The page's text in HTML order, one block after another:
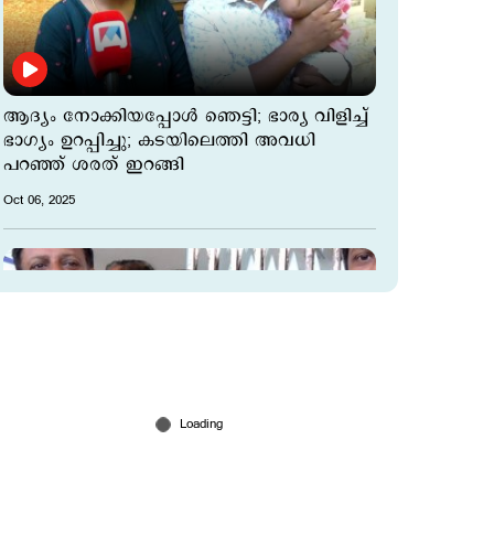
ആദ്യം നോക്കിയപ്പോള്‍ ഞെട്ടി; ഭാര്യ വിളിച്ച്
ഭാഗ്യം ഉറപ്പിച്ചു; കടയിലെത്തി അവധി
പറഞ്ഞ് ശരത് ഇറങ്ങി
Oct 06, 2025